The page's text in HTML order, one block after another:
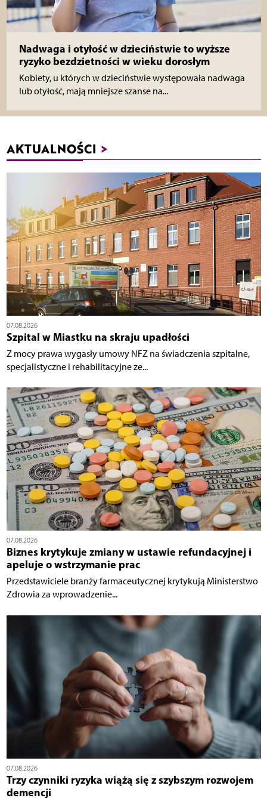
Nadwaga i otyłość w dzieciństwie to wyższe
ryzyko bezdzietności w wieku dorosłym
Kobiety, u których w dzieciństwie występowała nadwaga
lub otyłość, mają mniejsze szanse na...
AKTUALNOŚCI >
07.08.2026
Szpital w Miastku na skraju upadłości
Z mocy prawa wygasły umowy NFZ na świadczenia szpitalne,
specjalistyczne i rehabilitacyjne ze...
07.08.2026
Biznes krytykuje zmiany w ustawie refundacyjnej i
apeluje o wstrzymanie prac
Przedstawiciele branży farmaceutycznej krytykują Ministerstwo
Zdrowia za wprowadzenie...
07.08.2026
Trzy czynniki ryzyka wiążą się z szybszym rozwojem
demencji